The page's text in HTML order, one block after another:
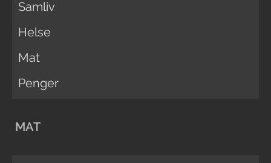
Samliv
Helse
Mat
Penger
MAT